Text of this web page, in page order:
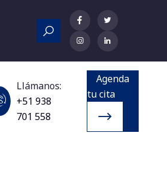
Llámanos:
+51 938
701 558
Agenda
tu cita